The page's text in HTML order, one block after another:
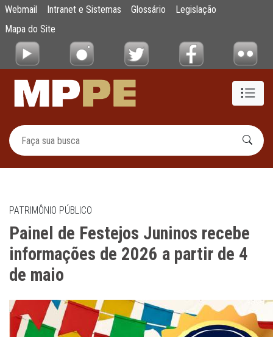
Pular para o Conteúdo principal
Painel de Festejos Juninos recebe
Webmail Intranet e Sistemas Glossário
Legislação
Mapa do Site
PATRIMÔNIO PÚBLICO
Painel de Festejos Juninos recebe
informações de 2026 a partir de 4
de maio